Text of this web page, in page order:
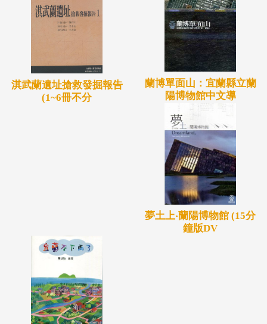
淇武蘭遺址搶救發掘報告
(1~6冊不分
蘭博單面山：宜蘭縣立蘭
陽博物館中文導
夢土上‧蘭陽博物館 (15分
鐘版DV